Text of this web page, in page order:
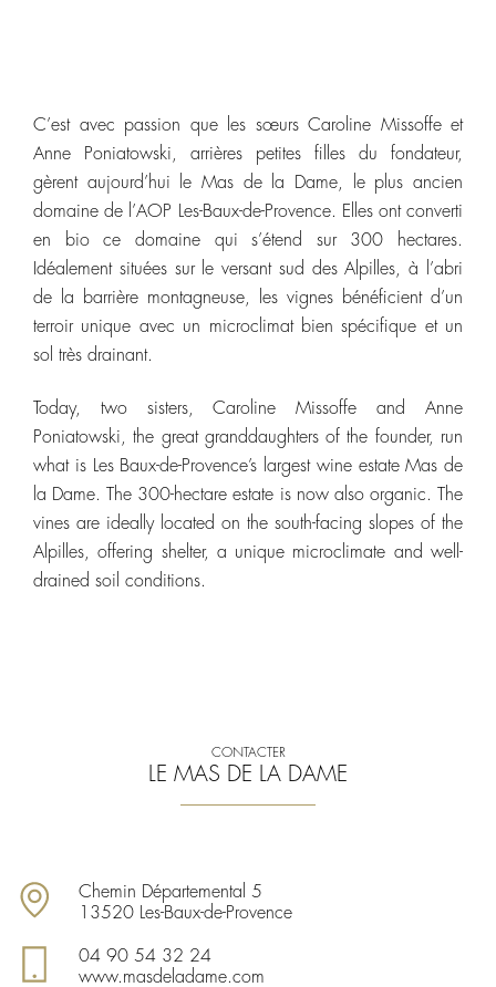
C’est avec passion que les sœurs Caroline Missoffe et
Anne Poniatowski, arrières petites filles du fondateur,
gèrent aujourd’hui le Mas de la Dame, le plus ancien
domaine de l’AOP Les-Baux-de-Provence. Elles ont converti
en bio ce domaine qui s’étend sur 300 hectares.
Idéalement situées sur le versant sud des Alpilles, à l’abri
de la barrière montagneuse, les vignes bénéficient d’un
terroir unique avec un microclimat bien spécifique et un
sol très drainant.
Today, two sisters, Caroline Missoffe and Anne
Poniatowski, the great granddaughters of the founder, run
what is Les Baux-de-Provence’s largest wine estate Mas de
la Dame. The 300-hectare estate is now also organic. The
vines are ideally located on the south-facing slopes of the
Alpilles, offering shelter, a unique microclimate and well-
drained soil conditions.
CONTACTER
LE MAS DE LA DAME
Chemin Départemental 5
13520 Les-Baux-de-Provence
04 90 54 32 24
www.masdeladame.com